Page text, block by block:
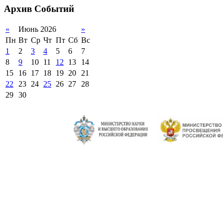
2011-2012 уч.год
Архив Событий
« Июнь 2026
»
Пн Вт Ср Чт Пт Сб Вс
1
2 3 4 5 6
7
8
9 10 11 12 13
14
15
16 17 18 19 20 21
22 23 24 25 26 27 28
29 30